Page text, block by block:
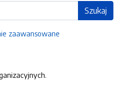
Szukaj
zaawansowane